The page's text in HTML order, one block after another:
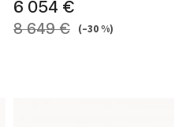
6 054 €
8 649 € (–30 %)